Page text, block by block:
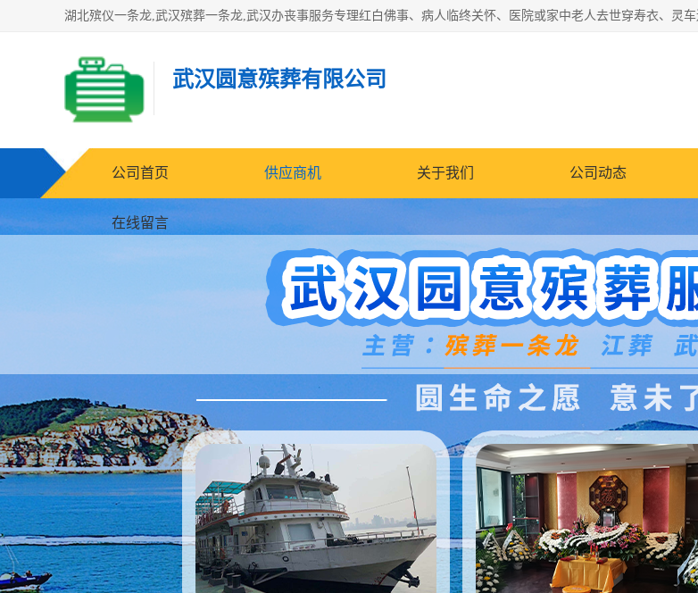
武汉圆意殡葬有限公司
公司首页 供应商机 关于我们 公司动态
在线留言